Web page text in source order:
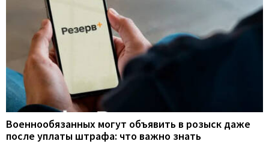
Военнообязанных могут объявить в розыск даже
после уплаты штрафа: что важно знать